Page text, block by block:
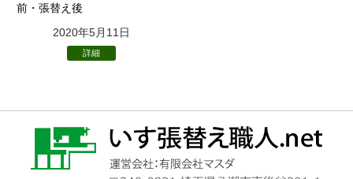
前・張替え後
2020年5月11日
詳細